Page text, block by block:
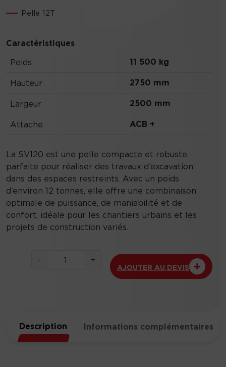
Pelle 12T
Caractéristiques
Poids 11 500 kg
Hauteur 2750 mm
Largeur 2500 mm
Attache ACB +
La SV120 est une pelle compacte et robuste,
parfaite pour réaliser des travaux d’excavation
dans des espaces restreints. Avec un poids
d’environ 12 tonnes, elle offre une combinaison
optimale de puissance, de maniabilité et de
confort, idéale pour les chantiers urbains et les
projets de construction variés.
-
t
é
+
AJOUTER AU DEVIS
Description Informations complémentaires